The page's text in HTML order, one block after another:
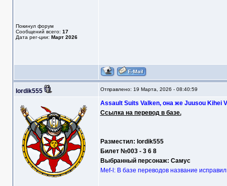
Покинул форум
Сообщений всего: 17
Дата рег-ции: Март 2026
lordik555 Отправлено: 19 Марта, 2026 - 08:40:59
Assault Suits Valken, она же Juusou Kihei
Ссылка на перевод в базе.
Разместил: lordik555
Билет №003 - 3 6 8
Выбранный персонаж: Самус
Mef-l: В базе переводов название